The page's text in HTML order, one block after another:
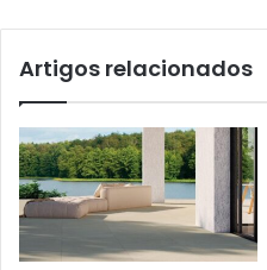
Artigos relacionados